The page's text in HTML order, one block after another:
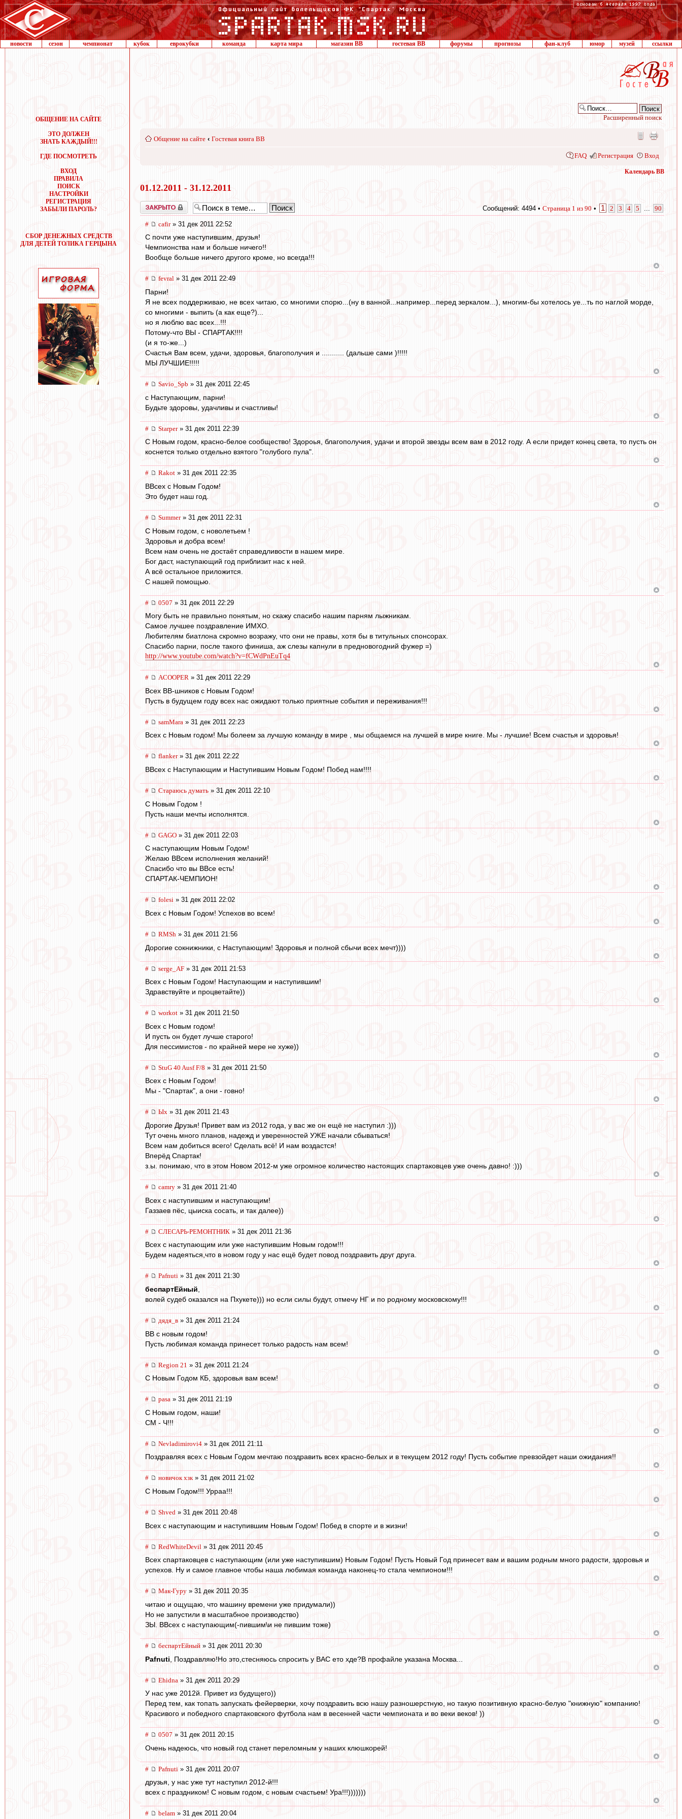
новости сезон чемпионат кубок еврокубки команда карта мира магазин ВВ гостевая ВВ форумы прогнозы фан-клуб юмор музей ссылки
ОБЩЕНИЕ НА САЙТЕ
ЭТО ДОЛЖЕН
ЗНАТЬ КАЖДЫЙ!!!
ГДЕ ПОСМОТРЕТЬ
ВХОД
ПРАВИЛА
ПОИСК
НАСТРОЙКИ
РЕГИСТРАЦИЯ
ЗАБЫЛИ ПАРОЛЬ?
СБОР ДЕНЕЖНЫХ СРЕДСТВ
ДЛЯ ДЕТЕЙ ТОЛИКА ГЕРЦЫНА
Расширенный поиск
Общение на сайте ‹ Гостевая книга ВВ
FAQ Регистрация Вход
Календарь ВВ
01.12.2011 - 31.12.2011
Закрыто Сообщений: 4494 • Страница 1 из 90 • 1 2 3 4 5 90
# cafir» 31 дек 2011 22:52
С почти уже наступившим, друзья!
Чемпионства нам и больше ничего!!
Вообще больше ничего другого кроме, но всегда!!!
# fevral » 31 дек 2011 22:49
Парни!
Я не всех поддерживаю, не всех читаю, со многими спорю...(ну в ванной...например...перед зеркалом...), многим-бы хотелось уе...ть по наглой морде,
со многими - выпить (а как еще?)...
но я люблю вас всех...!!!
Потому-что ВЫ - СПАРТАК!!!!
(и я то-же...)
Счастья Вам всем, удачи, здоровья, благополучия и ........... (дальше сами )!!!!!
МЫ ЛУЧШИЕ!!!!!
# Savio_Spb » 31 дек 2011 22:45
с Наступающим, парни!
Будьте здоровы, удачливы и счастливы!
# Starper» 31 дек 2011 22:39
С Новым годом, красно-белое сообщество! Здороья, благополучия, удачи и второй звезды всем вам в 2012 году. А если придет конец света, то пусть он
коснется только отдельно взятого "голубого пула".
# Rakot » 31 дек 2011 22:35
ВВсех с Новым Годом!
Это будет наш год.
# Summer» 31 дек 2011 22:31
С Новым годом, с новолетьем !
Здоровья и добра всем!
Всем нам очень не достаёт справедливости в нашем мире.
Бог даст, наступающий год приблизит нас к ней.
А всё остальное приложится.
С нашей помощью.
# 0507 » 31 дек 2011 22:29
Могу быть не правильно понятым, но скажу спасибо нашим парням лыжникам.
Самое лучшее поздравление ИМХО.
Любителям биатлона скромно возражу, что они не правы, хотя бы в титульных спонсорах.
Спасибо парни, после такого финиша, аж слезы капнули в предновогодний фужер =)
http://www.youtube.com/watch?v=fCWdPnEuTq4
# ACOOPER » 31 дек 2011 22:29
Всех ВВ-шников с Новым Годом!
Пусть в будущем году всех нас ожидают только приятные события и переживания!!!
# samMara » 31 дек 2011 22:23
Всех с Новым годом! Мы болеем за лучшую команду в мире , мы общаемся на лучшей в мире книге. Мы - лучшие! Всем счастья и здоровья!
# flanker» 31 дек 2011 22:22
ВВсех с Наступающим и Наступившим Новым Годом! Побед нам!!!!
# Стараюсь думать » 31 дек 2011 22:10
С Новым Годом !
Пусть наши мечты исполнятся.
# GAGO » 31 дек 2011 22:03
С наступающим Новым Годом!
Желаю ВВсем исполнения желаний!
Спасибо что вы ВВсе есть!
СПАРТАК-ЧЕМПИОН!
# folesi » 31 дек 2011 22:02
Всех с Новым Годом! Успехов во всем!
# RMSh » 31 дек 2011 21:56
Дорогие сокнижники, с Наступающим! Здоровья и полной сбычи всех мечт))))
# serge_AF » 31 дек 2011 21:53
Всех с Новым Годом! Наступающим и наступившим!
Здравствуйте и процветайте))
# workоt » 31 дек 2011 21:50
Всех с Новым годом!
И пусть он будет лучше старого!
Для пессимистов - по крайней мере не хуже))
# StuG 40 Ausf F/8 » 31 дек 2011 21:50
Всех с Новым Годом!
Мы - "Спартак", а они - говно!
# Ых » 31 дек 2011 21:43
Дорогие Друзья! Привет вам из 2012 года, у вас же он ещё не наступил :)))
Тут очень много планов, надежд и уверенностей УЖЕ начали сбываться!
Всем нам добиться всего! Сделать всё! И нам воздастся!
Вперёд Спартак!
з.ы. понимаю, что в этом Новом 2012-м уже огромное количество настоящих спартаковцев уже очень давно! :)))
# camry » 31 дек 2011 21:40
Всех с наступившим и наступающим!
Газзаев пёс, цыиска сосать, и так далее))
# СЛЕСАРЬ-РЕМОНТНИК » 31 дек 2011 21:36
Всех с наступающим или уже наступившим Новым годом!!!
Будем надеяться,что в новом году у нас ещё будет повод поздравить друг друга.
# Pafnuti » 31 дек 2011 21:30
беспартЕйный
волей судеб оказался на Пхукете))) но если силы будут, отмечу НГ и по родному московскому!!!
# дядя_в » 31 дек 2011 21:24
ВВ с новым годом!
Пусть любимая команда принесет только радость нам всем!
# Region 21 » 31 дек 2011 21:24
С Новым Годом КБ, здоровья вам всем!
# pasa » 31 дек 2011 21:19
С Новым годом, наши!
СМ - Ч!!!
# Nevladimirovi4 » 31 дек 2011 21:11
Поздравляя всех с Новым Годом мечтаю поздравить всех красно-белых и в текущем 2012 году! Пусть событие превзойдет наши ожидания!!
# новичок хзк» 31 дек 2011 21:02
С Новым Годом!!! Урраа!!!
# Shvеd » 31 дек 2011 20:48
Всех с наступающим и наступившим Новым Годом! Побед в спорте и в жизни!
# RedWhiteDevil » 31 дек 2011 20:45
Всех спартаковцев с наступающим (или уже наступившим) Новым Годом! Пусть Новый Год принесет вам и вашим родным много радости, здоровья и
успехов. Ну и самое главное чтобы наша любимая команда наконец-то стала чемпионом!!!
# Мак-Гуру » 31 дек 2011 20:35
читаю и ощущаю, что машину времени уже придумали))
Но не запустили в масштабное производство)
ЗЫ. ВВсех с наступающим(-пившим\и не пившим тоже)
# беспартЕйный » 31 дек 2011 20:30
Pafnuti , Поздравляю!Но это,стесняюсь спросить у ВАС ето хде?В профайле указана Москва...
# Ehidna » 31 дек 2011 20:29
У нас уже 2012й. Привет из будущего))
Перед тем, как топать запускать фейерверки, хочу поздравить всю нашу разношерстную, но такую позитивную красно-белую "книжную" компанию!
Красивого и победного спартаковского футбола нам в весенней части чемпионата и во веки веков! ))
# 0507 » 31 дек 2011 20:15
Очень надеюсь, что новый год станет переломным у наших клюшкорей!
# Pafnuti » 31 дек 2011 20:07
друзья, у нас уже тут наступил 2012-й!!!
всех с праздником! С новым годом, с новым счастьем! Ура!!!)))))))
# belam » 31 дек 2011 20:04